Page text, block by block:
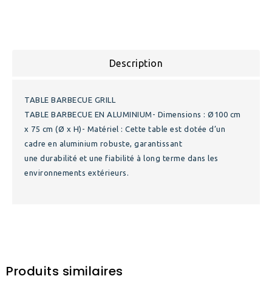
Description
TABLE BARBECUE GRILL
TABLE BARBECUE EN ALUMINIUM- Dimensions : Ø100 cm
x 75 cm (Ø x H)- Matériel : Cette table est dotée d’un
cadre en aluminium robuste, garantissant
une durabilité et une fiabilité à long terme dans les
environnements extérieurs.
Produits similaires